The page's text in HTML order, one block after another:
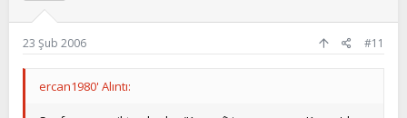
23 Şub 2006 #11
ercan1980' Alıntı: